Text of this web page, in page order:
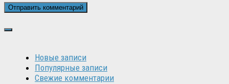
Новые записи
Популярные записи
Свежие комментарии